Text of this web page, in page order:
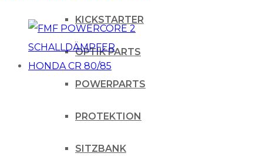
KICKSTARTER
OPTIK PARTS
POWERPARTS
PROTEKTION
SITZBANK